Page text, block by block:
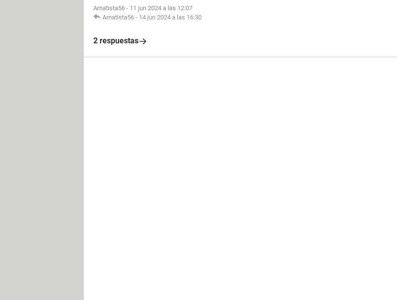
Amatista56 - 11 jun 2024 a las 12:07
Amatista56 - 14 jun 2024 a las 16:30
2 respuestas